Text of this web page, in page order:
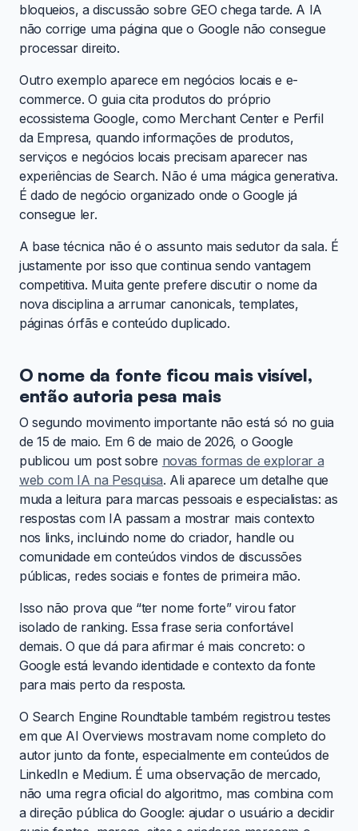
bloqueios, a discussão sobre GEO chega tarde. A IA
não corrige uma página que o Google não consegue
processar direito.
Outro exemplo aparece em negócios locais e e-
commerce. O guia cita produtos do próprio
ecossistema Google, como Merchant Center e Perfil
da Empresa, quando informações de produtos,
serviços e negócios locais precisam aparecer nas
experiências de Search. Não é uma mágica generativa.
É dado de negócio organizado onde o Google já
consegue ler.
A base técnica não é o assunto mais sedutor da sala. É
justamente por isso que continua sendo vantagem
competitiva. Muita gente prefere discutir o nome da
nova disciplina a arrumar canonicals, templates,
páginas órfãs e conteúdo duplicado.
O nome da fonte ficou mais visível,
então autoria pesa mais
O segundo movimento importante não está só no guia
de 15 de maio. Em 6 de maio de 2026, o Google
publicou um post sobre novas formas de explorar a
web com IA na Pesquisa. Ali aparece um detalhe que
muda a leitura para marcas pessoais e especialistas: as
respostas com IA passam a mostrar mais contexto
nos links, incluindo nome do criador, handle ou
comunidade em conteúdos vindos de discussões
públicas, redes sociais e fontes de primeira mão.
Isso não prova que “ter nome forte” virou fator
isolado de ranking. Essa frase seria confortável
demais. O que dá para afirmar é mais concreto: o
Google está levando identidade e contexto da fonte
para mais perto da resposta.
O Search Engine Roundtable também registrou testes
em que AI Overviews mostravam nome completo do
autor junto da fonte, especialmente em conteúdos de
LinkedIn e Medium. É uma observação de mercado,
não uma regra oficial do algoritmo, mas combina com
a direção pública do Google: ajudar o usuário a decidir